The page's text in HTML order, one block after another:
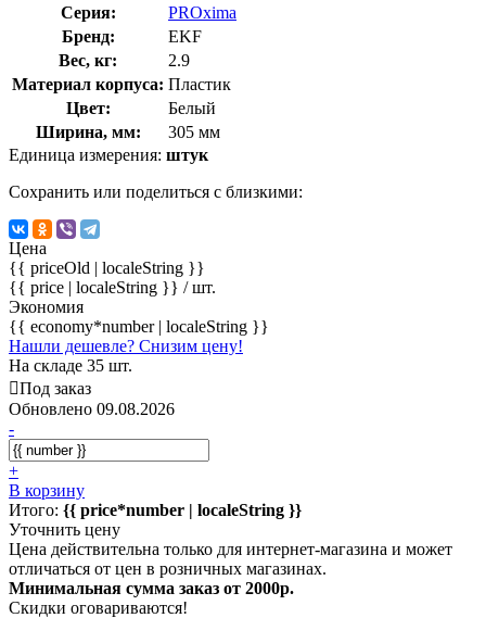
Серия:
PROxima
Бренд:
EKF
Вес, кг:
2.9
Материал корпуса: Пластик
Цвет:
Белый
Ширина, мм:
305 мм
Единица измерения: штук
Сохранить или поделиться с близкими:
Цена
{{ priceOld | localeString }}
{{ price | localeString }} / шт.
Экономия
{{ economy*number | localeString }}
Нашли дешевле? Снизим цену!
На складе 35 шт.
Под заказ
Обновлено 09.08.2026
-
+
В корзину
Итого: {{ price*number | localeString }}
Уточнить цену
Цена действительна только для интернет-магазина и может
отличаться от цен в розничных магазинах.
Минимальная сумма заказ от 2000р.
Скидки оговариваются!